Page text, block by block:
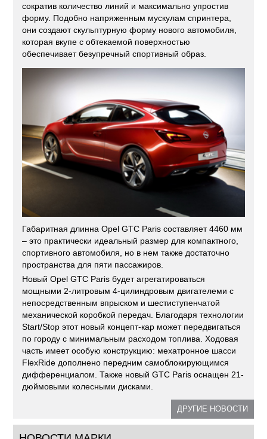
сократив количество линий и максимально упростив
форму. Подобно напряженным мускулам спринтера,
они создают скульптурную форму нового автомобиля,
которая вкупе с обтекаемой поверхностью
обеспечивает безупречный спортивный образ.
Габаритная длинна Opel GTC Paris составляет 4460 мм
– это практически идеальный размер для компактного,
спортивного автомобиля, но в нем также достаточно
пространства для пяти пассажиров.
Новый Opel GTC Paris будет агрегатироваться
мощными 2-литровым 4-цилиндровым двигателеми с
непосредственным впрыском и шестиступенчатой
механической коробкой передач. Благодаря технологии
Start/Stop этот новый концепт-кар может передвигаться
по городу с минимальным расходом топлива. Ходовая
часть имеет особую конструкцию: мехатронное шасси
FlexRide дополнено передним самоблокирующимся
дифференциалом. Также новый GTC Paris оснащен 21-
дюймовыми колесными дисками.
ДРУГИЕ НОВОСТИ